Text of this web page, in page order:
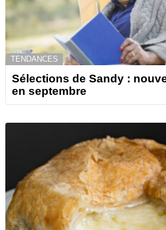
TENDANCES
Sélections de Sandy :
en septembre